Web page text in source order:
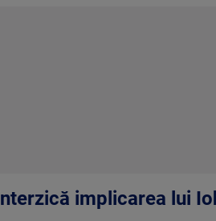
implicarea lui